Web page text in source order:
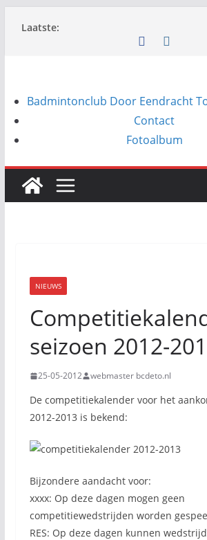
naar
Laatste:
Badmintonclub Door Eendracht
Contact
Fotoalbum
NIEUWS
seizoen 2012-
25-05-2012 webmaster bcdeto.nl
De competitiekalender voor het
2012-2013 is bekend:
Bijzondere aandacht voor:
xxxx: Op deze dagen mogen geen
competitiewedstrijden worden
RES: Op deze dagen kunnen